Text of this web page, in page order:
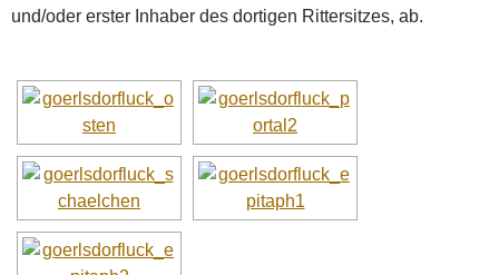
und/oder erster Inhaber des dortigen Rittersitzes, ab.